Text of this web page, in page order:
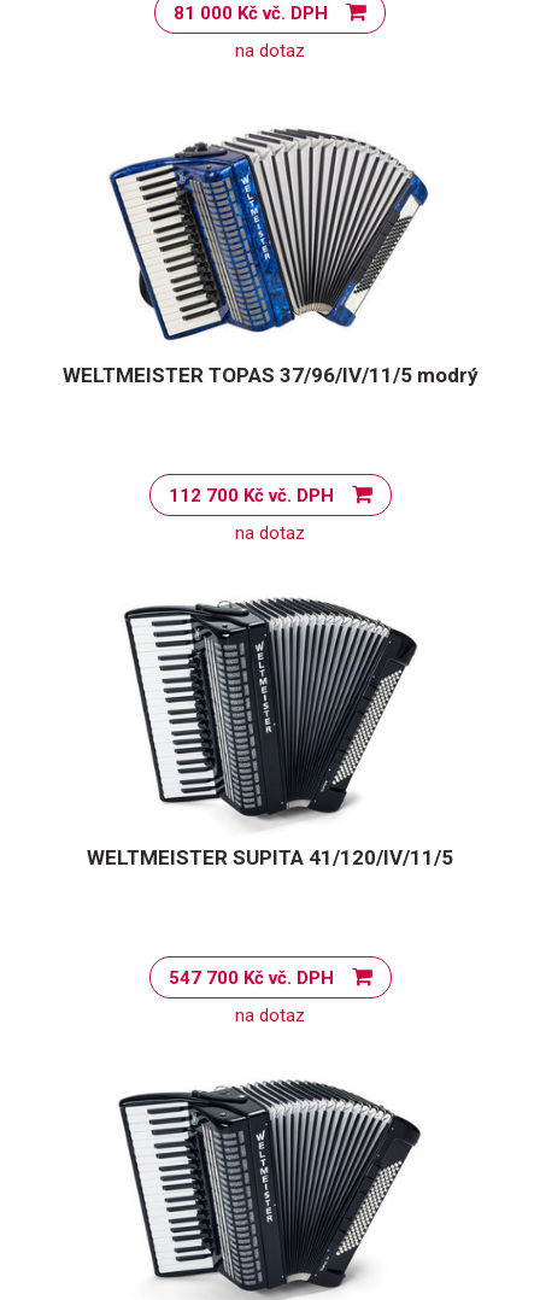
81 000 Kč vč. DPH
na dotaz
WELTMEISTER TOPAS 37/96/IV/11/5 modrý
112 700 Kč vč. DPH
na dotaz
WELTMEISTER SUPITA 41/120/IV/11/5
547 700 Kč vč. DPH
na dotaz